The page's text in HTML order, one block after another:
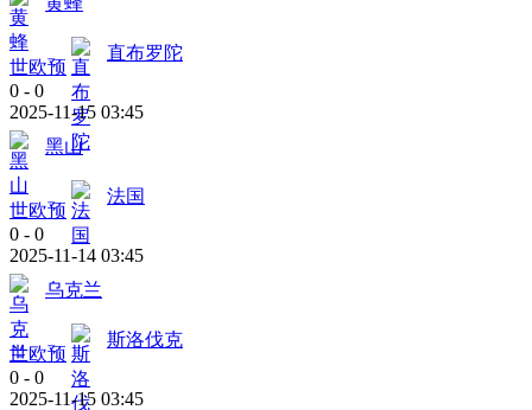
世欧预
直布罗陀
0 - 0
2025-11-15 03:45
黑山
世欧预
法国
0 - 0
2025-11-14 03:45
乌克兰
世欧预
斯洛伐克
0 - 0
2025-11-15 03:45